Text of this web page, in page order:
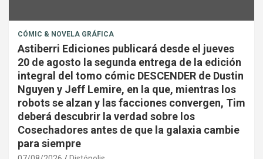
CÓMIC & NOVELA GRÁFICA
Astiberri Ediciones publicará desde el jueves
20 de agosto la segunda entrega de la edición
integral del tomo cómic DESCENDER de Dustin
Nguyen y Jeff Lemire, en la que, mientras los
robots se alzan y las facciones convergen, Tim
deberá descubrir la verdad sobre los
Cosechadores antes de que la galaxia cambie
para siempre